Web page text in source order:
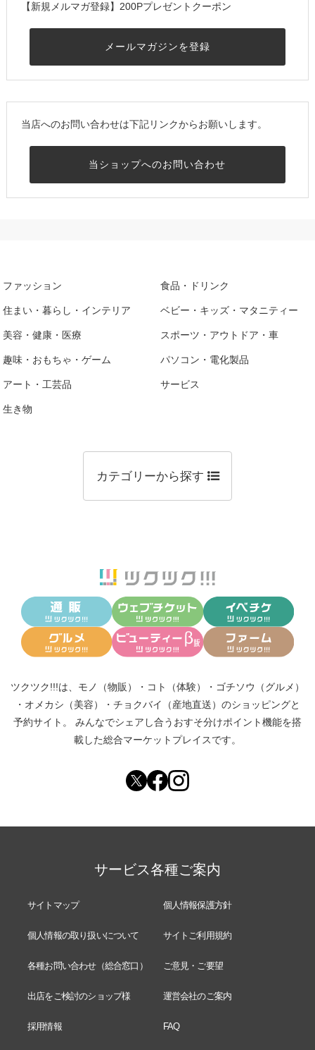
【新規メルマガ登録】200Pプレゼントクーポン
メールマガジンを登録
当店へのお問い合わせは下記リンクからお願いします。
当ショップへのお問い合わせ
ファッション 食品・ドリンク
住まい・暮らし・インテリア ベビー・キッズ・マタニティー
美容・健康・医療 スポーツ・アウトドア・車
趣味・おもちゃ・ゲーム パソコン・電化製品
アート・工芸品 サービス
生き物
カテゴリーから探す
ツクツク!!!は、 モノ（物販） ・ コト（体験） ・ ゴチソウ（グルメ）
・ オメカシ（美容） ・ チョクバイ（産地直送） のショッピングと
予約サイト。
みんなでシェアし合う おすそ分けポイント機能を搭
載した総合マーケットプレイスです。
サービス各種ご案内
サイトマップ 個人情報保護方針
個人情報の取り扱いについて サイトご利用規約
各種お問い合わせ（総合窓口） ご意見・ご要望
出店をご検討のショップ様 運営会社のご案内
採用情報 FAQ